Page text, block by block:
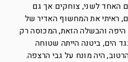
האחד לשני, צוחקים אך גם
ראיתי את המחשוף האדיר של
והבשלה הזאת, המכוסה רק
הים, ביטנה הייתה שטוחה
היה מונח על גבי הרצפה.